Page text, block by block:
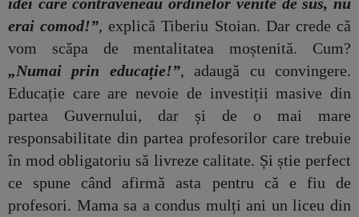
erai comod!”, explică Tiberiu Stoian. Dar crede că
vom scăpa de mentalitatea moștenită. Cum?
„Numai prin educație!”, adaugă cu convingere.
Educație care are nevoie de investiții masive din
partea Guvernului, dar și de o mai mare
responsabilitate din partea profesorilor care trebuie
în mod obligatoriu să livreze calitate. Și știe perfect
ce spune când afirmă asta pentru că e fiu de
profesori. Mama sa a condus mulți ani un liceu din